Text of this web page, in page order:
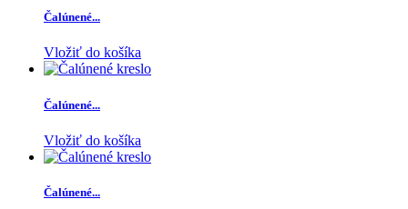
Čalúnené...
Vložiť do košíka
Čalúnené...
Vložiť do košíka
Čalúnené...